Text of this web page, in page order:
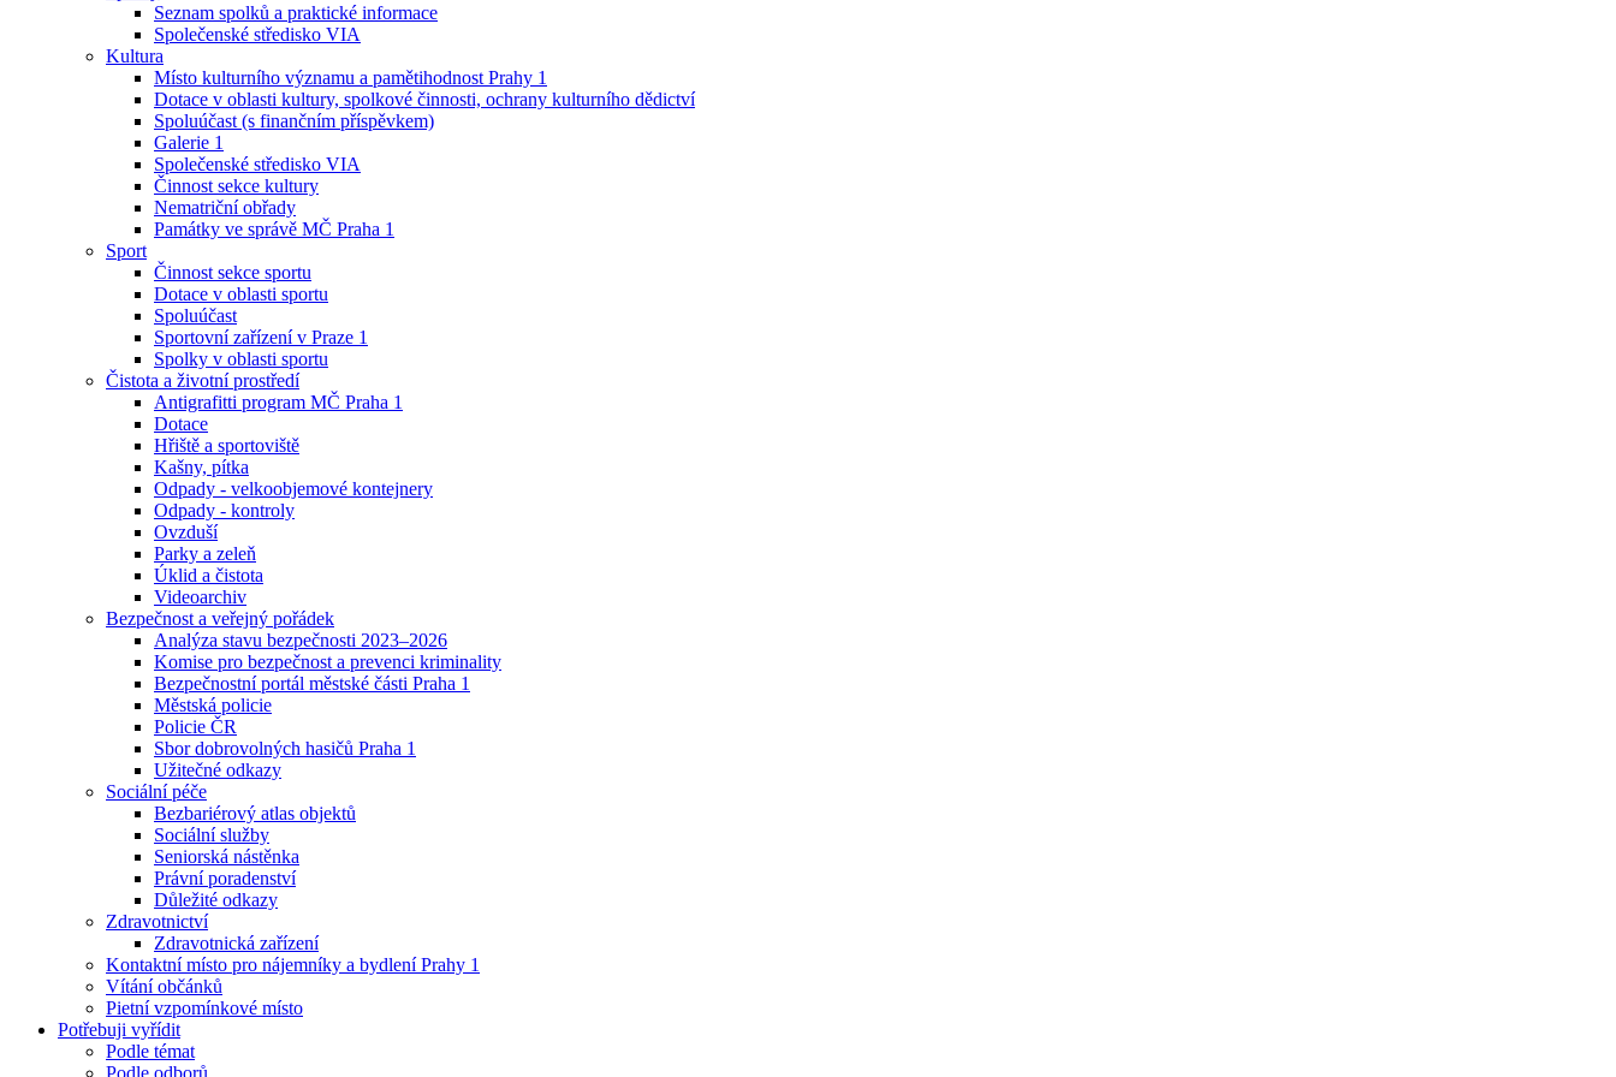
Seznam spolků a praktické informace
Společenské středisko VIA
Kultura
Místo kulturního významu a pamětihodnost Prahy 1
Dotace v oblasti kultury, spolkové činnosti, ochrany kulturního dědictví
Spoluúčast (s finančním příspěvkem)
Galerie 1
Společenské středisko VIA
Činnost sekce kultury
Nematriční obřady
Památky ve správě MČ Praha 1
Sport
Činnost sekce sportu
Dotace v oblasti sportu
Spoluúčast
Sportovní zařízení v Praze 1
Spolky v oblasti sportu
Čistota a životní prostředí
Antigrafitti program MČ Praha 1
Dotace
Hřiště a sportoviště
Kašny, pítka
Odpady - velkoobjemové kontejnery
Odpady - kontroly
Ovzduší
Parky a zeleň
Úklid a čistota
Videoarchiv
Bezpečnost a veřejný pořádek
Analýza stavu bezpečnosti 2023–2026
Komise pro bezpečnost a prevenci kriminality
Bezpečnostní portál městské části Praha 1
Městská policie
Policie ČR
Sbor dobrovolných hasičů Praha 1
Užitečné odkazy
Sociální péče
Bezbariérový atlas objektů
Sociální služby
Seniorská nástěnka
Právní poradenství
Důležité odkazy
Zdravotnictví
Zdravotnická zařízení
Kontaktní místo pro nájemníky a bydlení Prahy 1
Vítání občánků
Pietní vzpomínkové místo
Potřebuji vyřídit
Podle témat